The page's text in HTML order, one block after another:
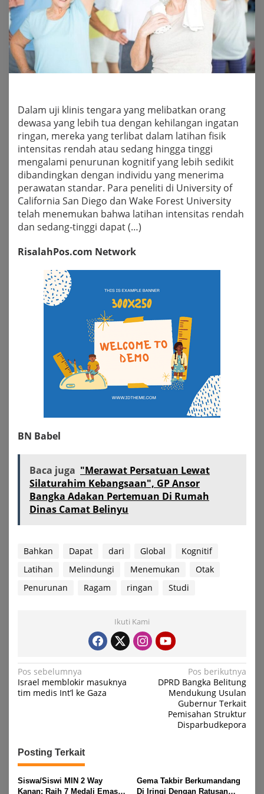
Dalam uji klinis tengara yang melibatkan orang
dewasa yang lebih tua dengan kehilangan ingatan
ringan, mereka yang terlibat dalam latihan fisik
intensitas rendah atau sedang hingga tinggi
mengalami penurunan kognitif yang lebih sedikit
dibandingkan dengan individu yang menerima
perawatan standar. Para peneliti di University of
California San Diego dan Wake Forest University
telah menemukan bahwa latihan intensitas rendah
dan sedang-tinggi dapat (…)
RisalahPos.com Network
BN Babel
Baca juga "Merawat Persatuan Lewat
Silaturahim Kebangsaan", GP Ansor
Bangka Adakan Pertemuan Di Rumah
Dinas Camat Belinyu
Bahkan Dapat dari Global
Kognitif
Latihan
Melindungi Menemukan
Otak
Penurunan
Ragam ringan Studi
Ikuti Kami
Navigasi
pos
Pos sebelumnya
Israel memblokir masuknya
tim medis Int’l ke Gaza
Pos berikutnya
DPRD Bangka Belitung
Mendukung Usulan
Gubernur Terkait
Pemisahan Struktur
Disparbudkepora
Posting Terkait
Siswa/Siswi MIN 2 Way
Kanan: Raih 7 Medali Emas
Gema Takbir Berkumandang
Di Iringi Dengan Ratusan